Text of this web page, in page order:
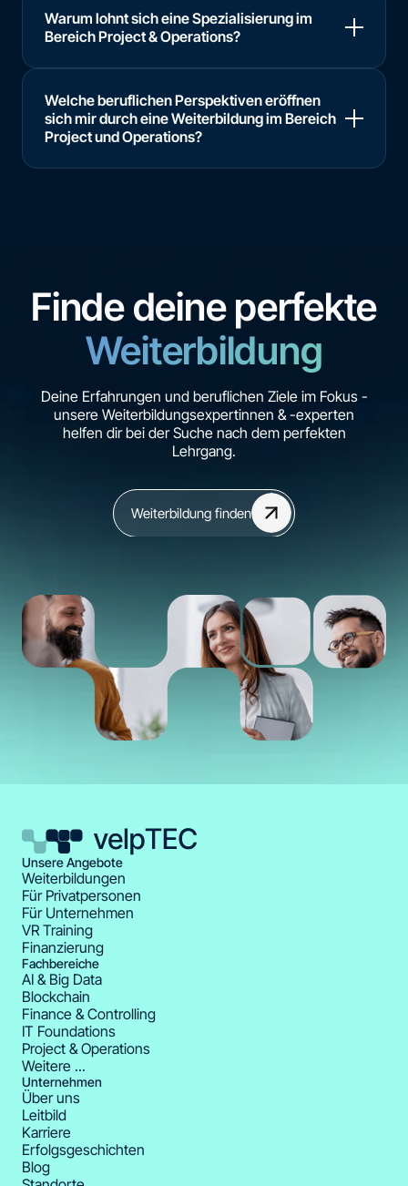
Warum lohnt sich eine Spezialisierung im
Bereich Project & Operations?
Welche beruflichen Perspektiven eröffnen
sich mir durch eine Weiterbildung im Bereich
Project und Operations?
Finde deine perfekte
Weiterbildung
Deine Erfahrungen und beruflichen Ziele im Fokus -
unsere Weiterbildungsexpertinnen & -experten
helfen dir bei der Suche nach dem perfekten
Lehrgang.
Weiterbildung finden
Unsere Angebote
Weiterbildungen
Für Privatpersonen
Für Unternehmen
VR Training
Finanzierung
Fachbereiche
AI & Big Data
Blockchain
Finance & Controlling
IT Foundations
Project & Operations
Weitere ...
Unternehmen
Über uns
Leitbild
Karriere
Erfolgsgeschichten
Blog